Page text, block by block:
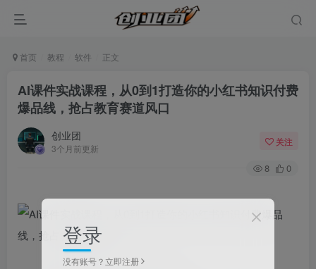
首页 教程 软件 正文
AI课件实战课程，从0到1打造你的小红书知识付费
爆品线，抢占教育赛道风口
创业团
3个月前更新
关注
8 0
登录
没有账号？立即注册